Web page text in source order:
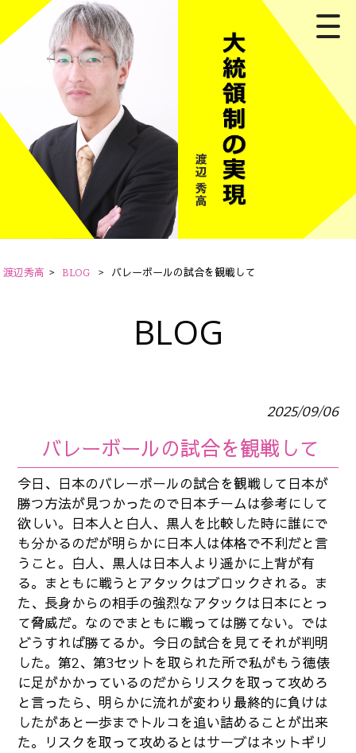
渡辺秀高 > BLOG > バレーボールの試合を観戦して
BLOG
2025/09/06
バレーボールの試合を観戦して
今日、日本のバレーボールの試合を観戦して日本が
勝つ方法が見つかったので日本チームは参考にして
欲しい。日本人と白人、黒人を比較した時に誰にで
も分かるのだが明らかに日本人は体格で不利だと言
うこと。白人、黒人は日本人より遥かに上背が有
る。まともに戦うとアタックはブロックされる。ま
た、長身からの相手の強烈なアタックは日本にとっ
て脅威だ。なのでまともに戦っては勝てない。では
どうすれば勝てるか。今日の試合を見てそれが判明
した。第2、第3セットを取られた所で私がもう徳俵
に足がかかっているのだからリスクを取って攻めろ
と言ったら、明らかに流れが変わり最終的に負けは
したがあと一歩までトルコを追い詰めることが出来
た。リスクを取って攻めるとはサーブはネットギリ